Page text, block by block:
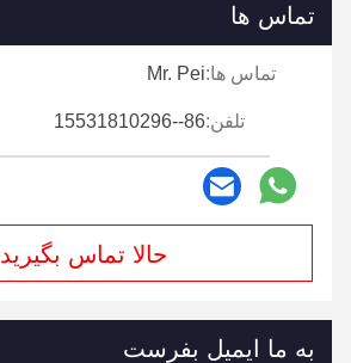
تماس ها
تماس ها:Mr. Pei
تلفن:86--15531810296
حالا تماس بگیرید
به ما ایمیل بفرست